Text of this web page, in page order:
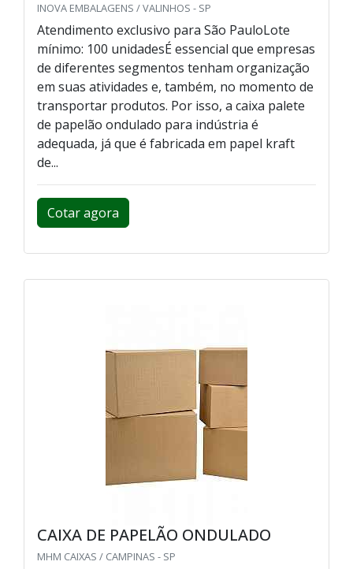
INOVA EMBALAGENS / VALINHOS - SP
Atendimento exclusivo para São PauloLote
mínimo: 100 unidadesÉ essencial que empresas
de diferentes segmentos tenham organização
em suas atividades e, também, no momento de
transportar produtos. Por isso, a caixa palete
de papelão ondulado para indústria é
adequada, já que é fabricada em papel kraft
de...
Cotar agora
CAIXA DE PAPELÃO ONDULADO
MHM CAIXAS / CAMPINAS - SP